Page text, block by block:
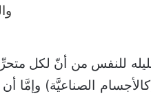
للنفس من أنّ لكل
الصناعيَّة) وإمَّا